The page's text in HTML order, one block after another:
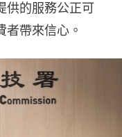
供的服務公正可
者帶來信心。